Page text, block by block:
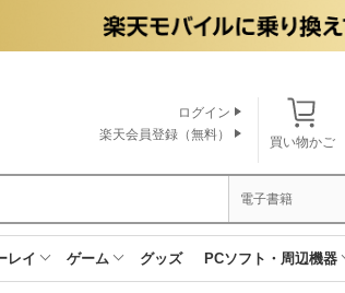
買い物かご
ログイン
楽天会員登録（無料）
電子書籍
レイ ゲーム グッズ PCソフト・周辺機器